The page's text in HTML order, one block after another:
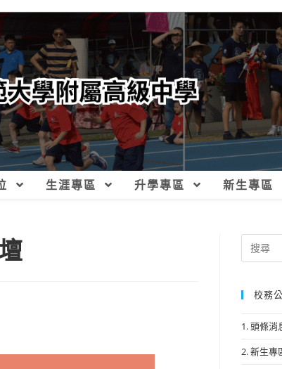
生涯專區 升學專區 新生專區
Search
for:
校務
1. 頭條消
2. 新生專